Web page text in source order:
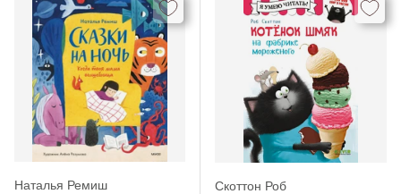
Наталья Ремиш Скоттон Роб